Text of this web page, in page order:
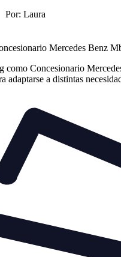
Por: Laura
Mercedes Benz
como Concesionario
a distintas